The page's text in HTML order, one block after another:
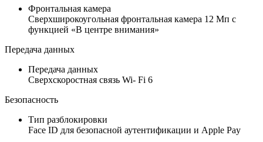
Фронтальная камера
Сверхширокоугольная фронтальная камера 12 Мп с
функцией «В центре внимания»
Передача данных
Передача данных
Сверхскоростная связь Wi- Fi 6
Безопасность
Тип разблокировки
Face ID для безопасной аутентификации и Apple Pay